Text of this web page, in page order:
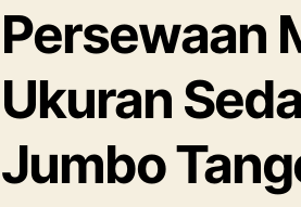
Persewaan
Ukuran
Jumbo